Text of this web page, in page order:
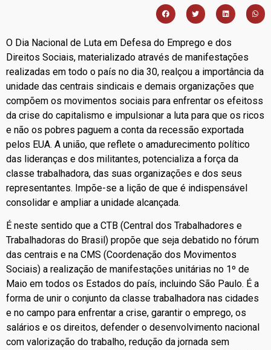
O Dia Nacional de Luta em Defesa do Emprego e dos
Direitos Sociais, materializado através de manifestações
realizadas em todo o país no dia 30, realçou a importância da
unidade das centrais sindicais e demais organizações que
compõem os movimentos sociais para enfrentar os efeitoss
da crise do capitalismo e impulsionar a luta para que os ricos
e não os pobres paguem a conta da recessão exportada
pelos EUA. A união, que reflete o amadurecimento político
das lideranças e dos militantes, potencializa a força da
classe trabalhadora, das suas organizações e dos seus
representantes. Impõe-se a lição de que é indispensável
consolidar e ampliar a unidade alcançada.
É neste sentido que a CTB (Central dos Trabalhadores e
Trabalhadoras do Brasil) propõe que seja debatido no fórum
das centrais e na CMS (Coordenação dos Movimentos
Sociais) a realização de manifestações unitárias no 1º de
Maio em todos os Estados do país, incluindo São Paulo. É a
forma de unir o conjunto da classe trabalhadora nas cidades
e no campo para enfrentar a crise, garantir o emprego, os
salários e os direitos, defender o desenvolvimento nacional
com valorização do trabalho, redução da jornada sem